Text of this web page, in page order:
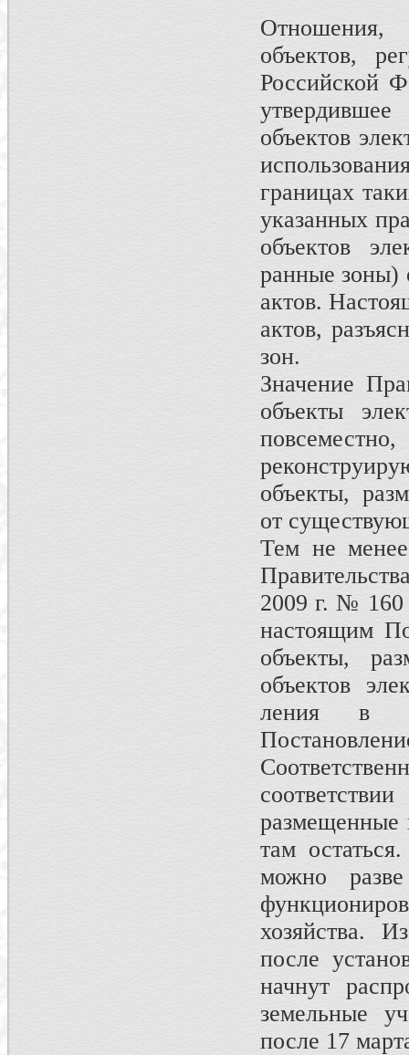
Отношения,
объектов,
Российской
объектов
границах
указанных
объек­тов
ранные зоны)
актов.
актов,
зон.
Значение
объекты
объекты,
от
Тем не менее
2009 г. № 160
настоящим
объекты,
объектов
ления в
размещенные
там
можно
хозяйства.
после
начнут
земельные
после 17